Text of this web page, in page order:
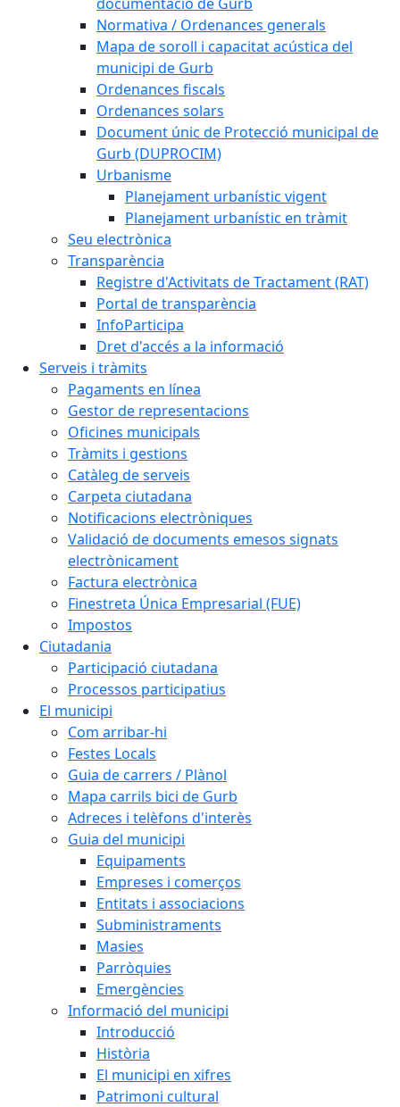
Normativa / Ordenances generals
Mapa de soroll i capacitat acústica del
municipi de Gurb
Ordenances fiscals
Ordenances solars
Document únic de Protecció municipal de
Gurb (DUPROCIM)
Urbanisme
Planejament urbanístic vigent
Planejament urbanístic en tràmit
Seu electrònica
Transparència
Registre d'Activitats de Tractament (RAT)
Portal de transparència
InfoParticipa
Dret d'accés a la informació
Serveis i tràmits
Pagaments en línea
Gestor de representacions
Oficines municipals
Tràmits i gestions
Catàleg de serveis
Carpeta ciutadana
Notificacions electròniques
Validació de documents emesos signats
electrònicament
Factura electrònica
Finestreta Única Empresarial (FUE)
Impostos
Ciutadania
Participació ciutadana
Processos participatius
El municipi
Com arribar-hi
Festes Locals
Guia de carrers / Plànol
Mapa carrils bici de Gurb
Adreces i telèfons d'interès
Guia del municipi
Equipaments
Empreses i comerços
Entitats i associacions
Subministraments
Masies
Parròquies
Emergències
Informació del municipi
Introducció
Història
El municipi en xifres
Patrimoni cultural